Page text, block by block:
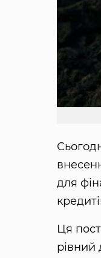
для
Ця
рівний